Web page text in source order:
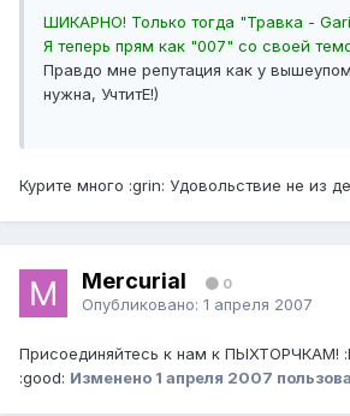
ШИКАРНО! Только тогда "Травка -
Я теперь прям как "007" со своей
Правдо мне репутация как у
нужна, УчтитЕ!)
Курите много :grin: Удовольствие не из
Mercurial 0
Опубликовано: 1 апреля 2007
Присоединяйтесь к нам к ПЫХТОРЧКАМ!
:good: Изменено 1 апреля 2007